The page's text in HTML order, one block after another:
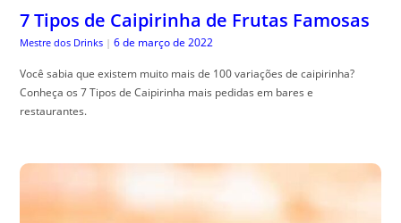
7 Tipos de Caipirinha de Frutas Famosas
Mestre dos Drinks | 6 de março de 2022
Você sabia que existem muito mais de 100 variações de caipirinha?
Conheça os 7 Tipos de Caipirinha mais pedidas em bares e
restaurantes.